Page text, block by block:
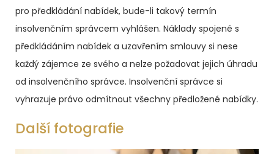
pro předkládání nabídek, bude-li takový termín
insolvenčním správcem vyhlášen. Náklady spojené s
předkládáním nabídek a uzavřením smlouvy si nese
každý zájemce ze svého a nelze požadovat jejich úhradu
od insolvenčního správce. Insolvenční správce si
vyhrazuje právo odmítnout všechny předložené nabídky.
Další fotografie